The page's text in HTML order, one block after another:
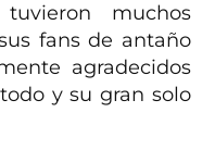
muchos
fans de antaño
agradecidos
y su gran solo